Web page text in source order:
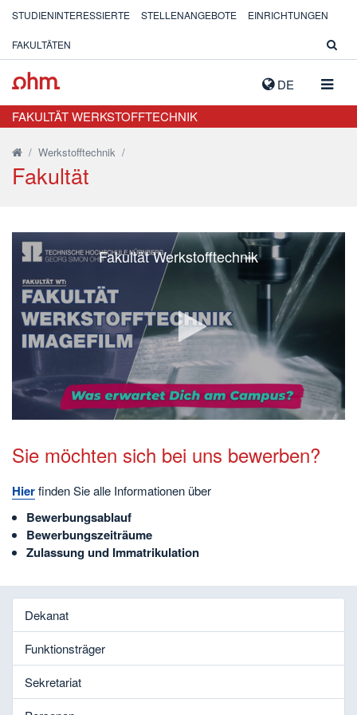
DE
STUDIENINTERESSIERTE STELLENANGEBOTE EINRICHTUNGEN
FAKULTÄTEN
FAKULTÄT WERKSTOFFTECHNIK
/ Werkstofftechnik /
Fakultät
Fakultät Werkstofftechnik
Video
abspielen
Sie möchten sich bei uns bewerben?
Hierfinden Sie alle Informationen über
Bewerbungsablauf
Bewerbungszeiträume
Zulassung und Immatrikulation
Dekanat
Funktionsträger
Sekretariat